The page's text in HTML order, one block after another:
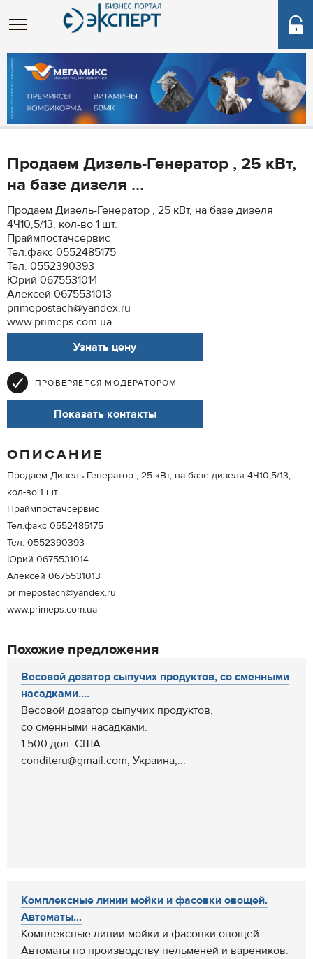
Продаем Дизель-Генератор , 25 кВт,
на базе дизеля ...
Продаем Дизель-Генератор , 25 кВт, на базе дизеля
4Ч10,5/13, кол-во 1 шт.
Праймпостачсервис
Тел.факс 0552485175
Тел. 0552390393
Юрий 0675531014
Алексей 0675531013
primepostach@yandex.ru
www.primeps.com.ua
Узнать цену
ПРОВЕРЯЕТСЯ МОДЕРАТОРОМ
Показать контакты
ОПИСАНИЕ
Продаем Дизель-Генератор , 25 кВт, на базе дизеля 4Ч10,5/13,
кол-во 1 шт.
Праймпостачсервис
Тел.факс 0552485175
Тел. 0552390393
Юрий 0675531014
Алексей 0675531013
primepostach@yandex.ru
www.primeps.com.ua
Похожие предложения
Весовой дозатор сыпучих продуктов, со сменными
насадками....
Весовой дозатор сыпучих продуктов,
со сменными насадками.
1.500 дол. США
conditeru@gmail.com, Украина,...
Комплексные линии мойки и фасовки овощей.
Автоматы...
Комплексные линии мойки и фасовки овощей.
Автоматы по производству пельменей и вареников.